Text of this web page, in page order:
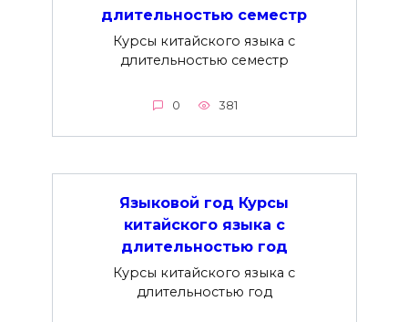
длительностью семестр
Курсы китайского языка с
длительностью семестр
0 381
Языковой год Курсы
китайского языка с
длительностью год
Курсы китайского языка с
длительностью год